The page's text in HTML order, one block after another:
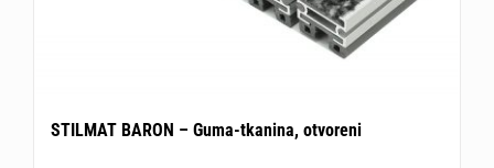
STILMAT BARON – Guma-tkanina, otvoreni